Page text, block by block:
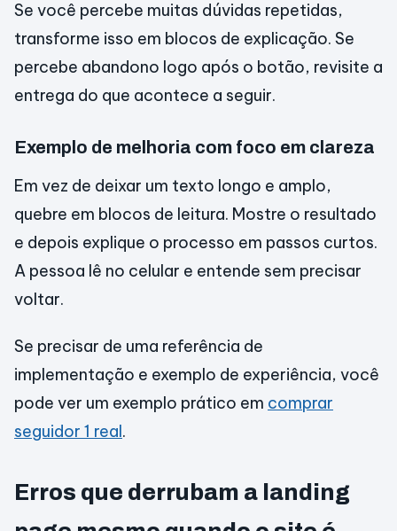
Se você percebe muitas dúvidas repetidas,
transforme isso em blocos de explicação. Se
percebe abandono logo após o botão, revisite a
entrega do que acontece a seguir.
Exemplo de melhoria com foco em clareza
Em vez de deixar um texto longo e amplo,
quebre em blocos de leitura. Mostre o resultado
e depois explique o processo em passos curtos.
A pessoa lê no celular e entende sem precisar
voltar.
Se precisar de uma referência de
implementação e exemplo de experiência, você
pode ver um exemplo prático em comprar
seguidor 1 real.
Erros que derrubam a landing